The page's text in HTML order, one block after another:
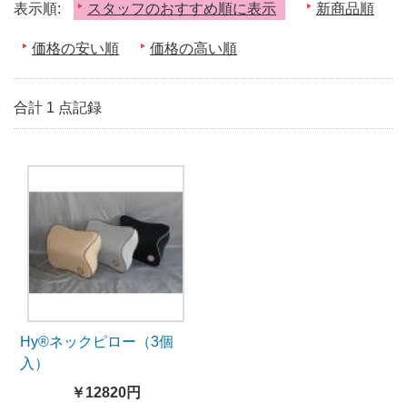
表示順: スタッフのおすすめ順に表示 新商品順
価格の安い順 価格の高い順
合計 1 点記録
Hy®ネックピロー（3個
入）
￥12820円